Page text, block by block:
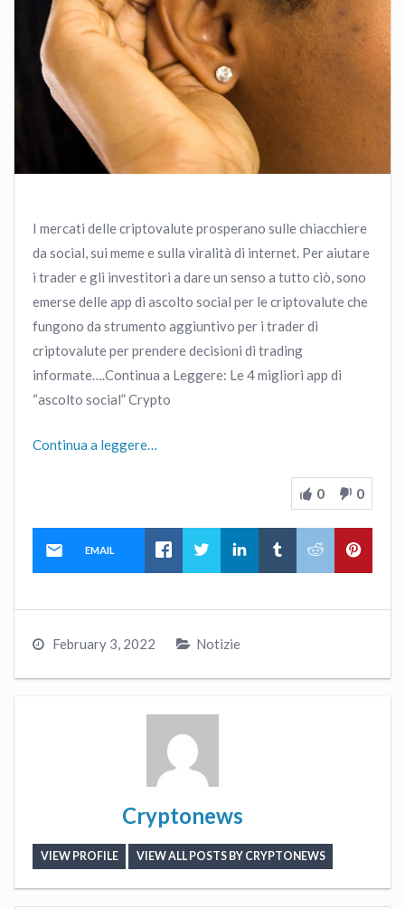
I mercati delle criptovalute prosperano sulle chiacchiere
da social, sui meme e sulla viralità di internet. Per aiutare
i trader e gli investitori a dare un senso a tutto ciò, sono
emerse delle app di ascolto social per le criptovalute che
fungono da strumento aggiuntivo per i trader di
criptovalute per prendere decisioni di trading
informate….Continua a Leggere: Le 4 migliori app di
“ascolto social” Crypto
Continua a leggere…
0 0
EMAIL
February 3, 2022 Notizie
Cryptonews
VIEW PROFILE VIEW ALL POSTS BY CRYPTONEWS